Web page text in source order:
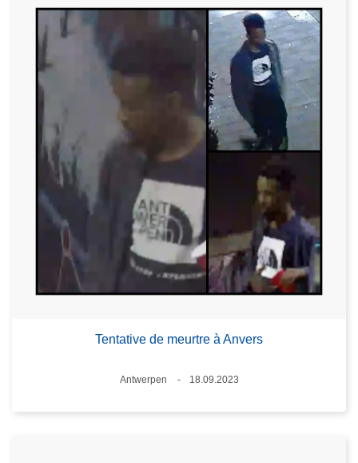
Tentative de meurtre à Anvers
Standort
Antwerpen
18.09.2023